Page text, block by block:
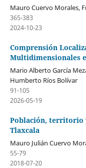
Mauro Cuervo Morales,
365-383
2024-10-23
Comprensión
Multidimensionales
Mario Alberto García
Humberto Ríos Bolívar
91-105
2026-05-19
Población, territorio
Tlaxcala
Mauro Julián Cuervo
55-79
2018-07-20